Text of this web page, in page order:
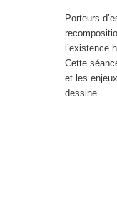
Porteurs
l’existence
Cette
et les
dessine.